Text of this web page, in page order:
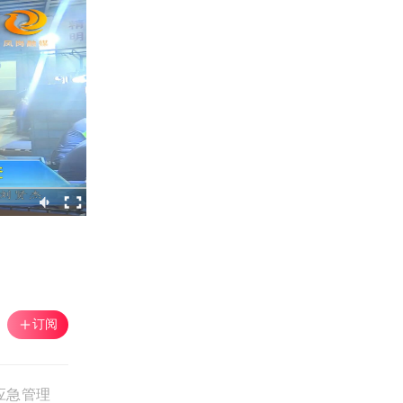
订阅
急管理